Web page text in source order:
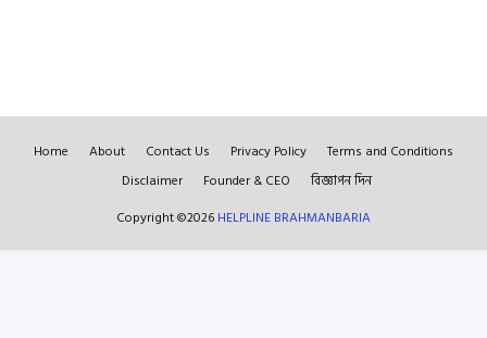
Home About Contact Us Privacy Policy
Terms and Conditions
Disclaimer
Founder & CEO
বিজ্ঞাপন দিন
Copyright ©2026 HELPLINE BRAHMANBARIA